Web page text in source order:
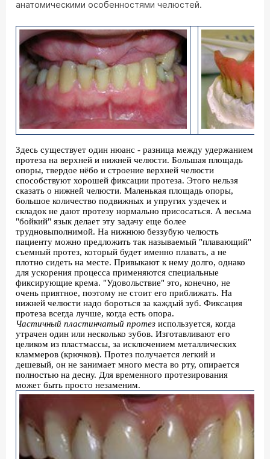
анатомическими особенностями челюстей.
Здесь существует один нюанс - разница между удержанием
протеза на верхней и нижней челюсти. Большая площадь
опоры, твердое нёбо и строение верхней челюсти
способствуют хорошей фиксации протеза. Этого нельзя
сказать о нижней челюсти. Маленькая площадь опоры,
большое количество подвижных и упругих уздечек и
складок не дают протезу нормально присосаться. А весьма
"бойкий" язык делает эту задачу еще более
трудновыполнимой. На нижнюю беззубую челюсть
пациенту можно предложить так называемый "плавающий"
съемный протез, который будет именно плавать, а не
плотно сидеть на месте. Привыкают к нему долго, однако
для ускорения процесса применяются специальные
фиксирующие крема. "Удовольствие" это, конечно, не
очень приятное, поэтому не стоит его приближать. На
нижней челюсти надо бороться за каждый зуб. Фиксация
протеза всегда лучше, когда есть опора.
Частичный пластинчатый протез используется, когда
утрачен один или несколько зубов. Изготавливают его
целиком из пластмассы, за исключением металлических
кламмеров (крючков). Протез получается легкий и
дешевый, он не занимает много места во рту, опирается
полностью на десну. Для временного протезирования
может быть просто незаменим.